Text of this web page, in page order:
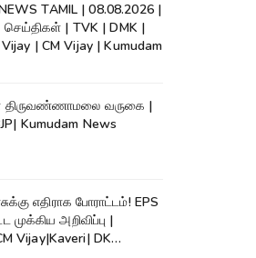
TAMIL | 08.08.2026 |
செய்திகள் | TVK | DMK |
| CM Vijay | Kumudam
திருவண்ணாமலை வருகை |
Modi | BJP| Kumudam News
எதிராக போராட்டம்! EPS
முக்கிய அறிவிப்பு |
Vijay|Kaveri| DK